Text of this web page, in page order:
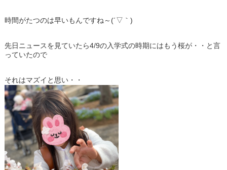
時間がたつのは早いもんですね～(´▽｀)
先日ニュースを見ていたら4/9の入学式の時期にはもう桜が・・と言
っていたので
それはマズイと思い・・